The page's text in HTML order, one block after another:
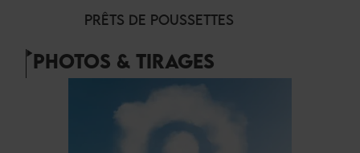
PRÊTS DE POUSSETTES
PHOTOS & TIRAGES